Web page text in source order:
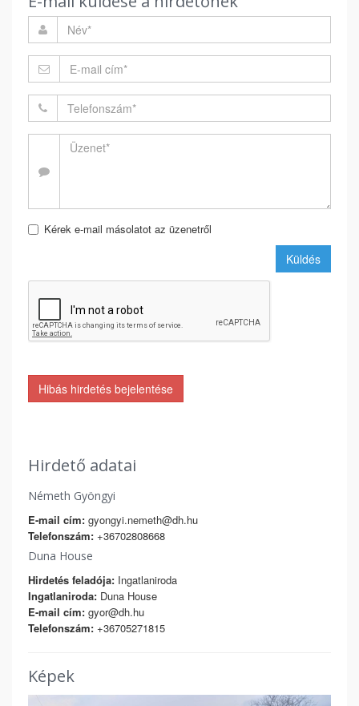
Kérek e-mail másolatot az üzenetről
Küldés
Hibás hirdetés bejelentése
Hirdető adatai
Németh Gyöngyi
E-mail cím: gyongyi.nemeth@dh.hu
Telefonszám: +36702808668
Duna House
Hirdetés feladója: Ingatlaniroda
Ingatlaniroda: Duna House
E-mail cím: gyor@dh.hu
Telefonszám: +36705271815
Képek